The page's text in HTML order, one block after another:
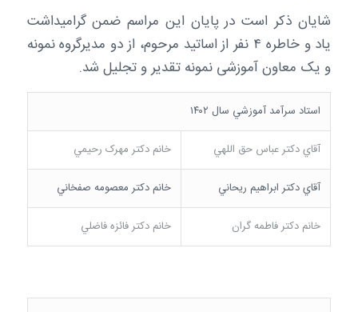
شایان ذکر است در پایان این مراسم ضمن گرامیداشت
یاد و خاطره ۴ نفر از اساتید مرحوم، از دو مدیرگروه نمونه
و یک معاون آموزشی نمونه تقدیر و تجلیل شد.
استاد سرآمد آموزشي سال ۱۴۰۲
آقاي دکتر عباس حق اللهي خانم دکتر مهرک رحيمي
آقاي دکتر ابراهيم ريحاني خانم دکتر معصومه صفخاني
خانم دکتر فاطمه گران خانم دکتر فائزه فاضلي